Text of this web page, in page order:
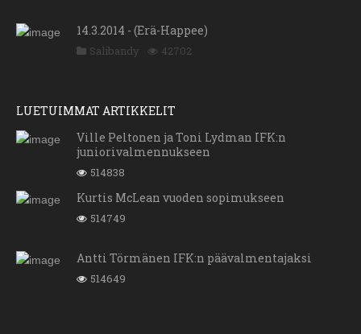
14.3.2014 - (Erä-Happee)
Salibandy 42702
LUETUIMMAT ARTIKKELIT
Ville Peltonen ja Toni Lydman IFK:n
juniorivalmennukseen
514838
Kurtis McLean vuoden sopimukseen
514749
Antti Törmänen IFK:n päävalmentajaksi
514649